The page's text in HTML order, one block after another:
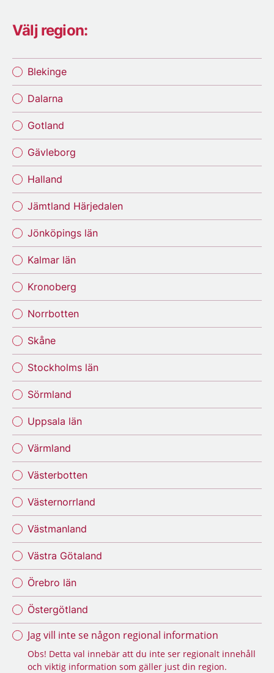
Välj region:
Blekinge
Dalarna
Gotland
Gävleborg
Halland
Jämtland Härjedalen
Jönköpings län
Kalmar län
Kronoberg
Norrbotten
Skåne
Stockholms län
Sörmland
Uppsala län
Värmland
Västerbotten
Västernorrland
Västmanland
Västra Götaland
Örebro län
Östergötland
Jag vill inte se någon regional information
Obs! Detta val innebär att du inte ser regionalt innehåll
och viktig information som gäller just din region.